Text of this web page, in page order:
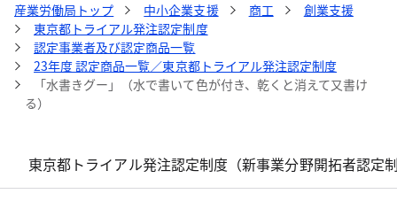
産業労働局トップ 中小企業支援 商工
創業支援
東京都トライアル発注認定制度
認定事業者及び認定商品一覧
23年度 認定商品一覧／東京都トライアル発注認定制度
「水書きグー」（水で書いて色が付き、乾くと消えて又書け
る）
東京都トライアル発注認定制度（新事業分野開拓者認定